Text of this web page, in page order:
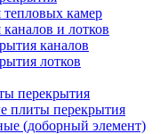
камер
и лотков
каналов
лотков
перекрытия
плиты перекрытия
(доборный элемент)